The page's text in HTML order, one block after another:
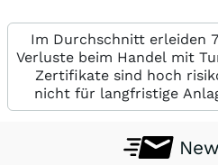
Im Durchschnitt erleiden
Verluste beim Handel mit
Zertifikate sind hoch
nicht für langfristige